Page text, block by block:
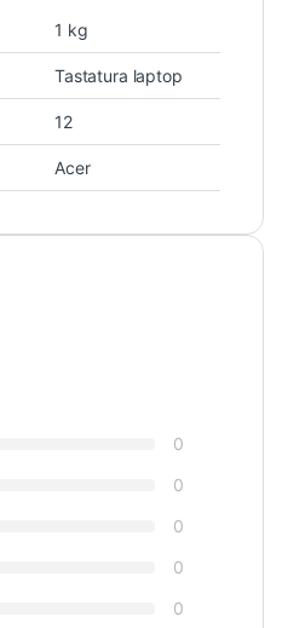
1 kg
Tastatura laptop
12
Acer
0
0
0
0
0